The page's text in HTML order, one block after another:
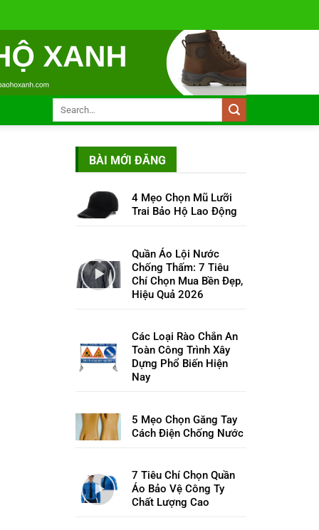
BÀI MỚI ĐĂNG
4 Mẹo Chọn Mũ Lưỡi
Trai Bảo Hộ Lao Động
Quần Áo Lội Nước
Chống Thấm: 7 Tiêu
Chí Chọn Mua Bền Đẹp,
Hiệu Quả 2026
Các Loại Rào Chắn An
Toàn Công Trình Xây
Dựng Phổ Biến Hiện
Nay
5 Mẹo Chọn Găng Tay
Cách Điện Chống Nước
7 Tiêu Chí Chọn Quần
Áo Bảo Vệ Công Ty
Chất Lượng Cao